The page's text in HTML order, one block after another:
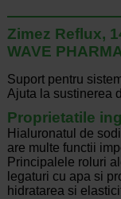
Zimez Reflux,
WAVE
Suport pentru
Ajuta la sustinerea
Proprietatile
Hialuronatul de
are multe functii
Principalele roluri
legaturi cu apa si
hidratarea si